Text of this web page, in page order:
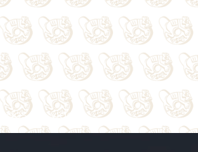
Todos los videos